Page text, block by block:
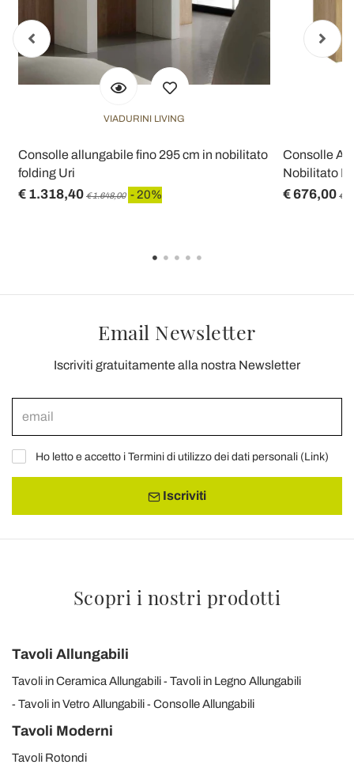
VIADURINI LIVING
Consolle allungabile fino 295 cm in nobilitato
folding Uri
€ 1.318,40 € 1.648,00 - 20%
Consolle
Nobilitato
€ 676,00 €
Email Newsletter
Iscriviti gratuitamente alla nostra Newsletter
Ho letto e accetto i Termini di utilizzo dei dati personali (Link)
Iscriviti
Scopri i nostri prodotti
Tavoli Allungabili
Tavoli in Ceramica Allungabili
Tavoli in Legno Allungabili
Tavoli in Vetro Allungabili
Consolle Allungabili
Tavoli Moderni
Tavoli Rotondi